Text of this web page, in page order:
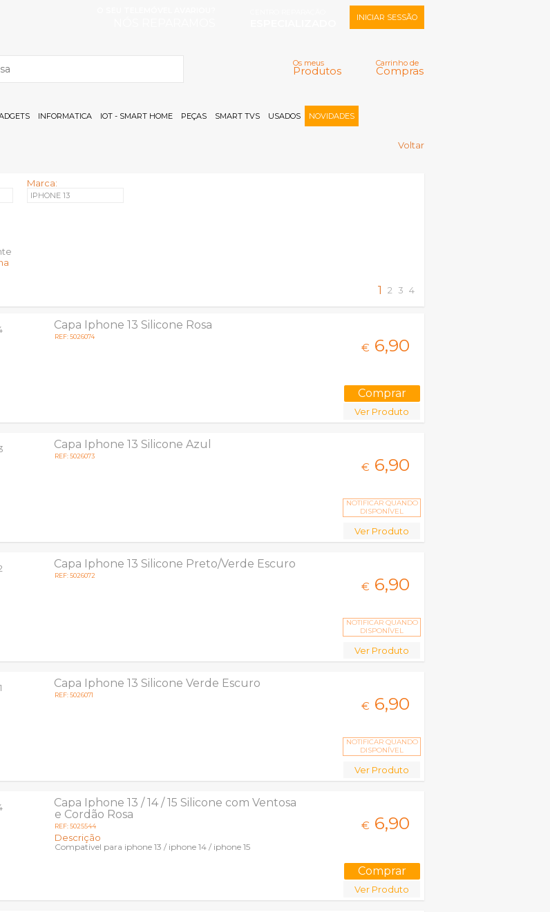
Carrinho de
Compras
Os meus
Produtos
INICIAR SESSÃO
Memorizar
Registar |
INFORMATICA IOT - SMART HOME PEÇAS SMART TVS USADOS NOVIDADES
Voltar
Marca:
IPHONE 13
1 2 3 4
Capa Iphone 13 Silicone Rosa
REF: 5026074
€ 6,90
Ver Produto
Capa Iphone 13 Silicone Azul
REF: 5026073
€ 6,90
NOTIFICAR QUANDO
DISPONÍVEL
Ver Produto
Capa Iphone 13 Silicone Preto/Verde Escuro
REF: 5026072
€ 6,90
NOTIFICAR QUANDO
DISPONÍVEL
Ver Produto
Capa Iphone 13 Silicone Verde Escuro
REF: 5026071
€ 6,90
NOTIFICAR QUANDO
DISPONÍVEL
Ver Produto
Capa Iphone 13 / 14 / 15 Silicone com Ventosa
e Cordão Rosa
REF: 5025544
Descrição
Compativel para iphone 13 / iphone 14 / iphone 15
€ 6,90
Ver Produto